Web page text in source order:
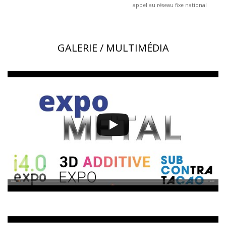
appel au réseau fixe national
GALERIE / MULTIMÉDIA